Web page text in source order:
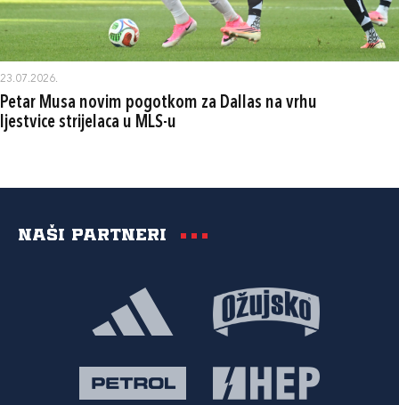
23.07.2026.
Petar Musa novim pogotkom za Dallas na vrhu
ljestvice strijelaca u MLS-u
Naši partneri